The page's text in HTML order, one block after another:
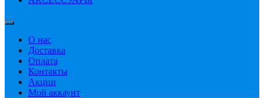
О нас
Доставка
Оплата
Контакты
Акции
Мой аккаунт